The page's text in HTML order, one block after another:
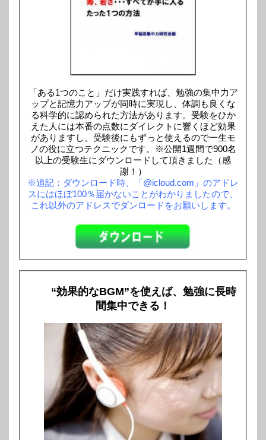
「ある1つのこと」だけ実践すれば、勉強の集中力ア
ップと記憶力アップが同時に実現し、体調も良くな
る科学的に認められた方法があります。受験をひか
えた人には本番の点数にダイレクトに響くほど効果
がありますし、受験後にもずっと使えるので一生モ
ノの役に立つテクニックです。※公開1週間で900名
以上の受験生にダウンロードして頂きました（感
謝！）
※追記：ダウンロード時、「@icloud.com」のアドレ
スにはほぼ100％届かないことがわかりましたので、
これ以外のアドレスでダンロードをお願いします。
“効果的なBGM”を使えば、勉強に長時
間集中できる！